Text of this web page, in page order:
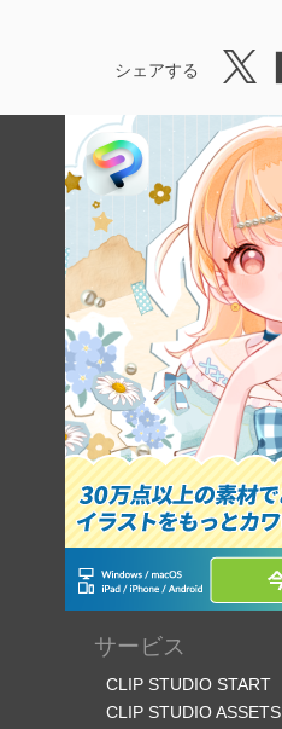
シェアする
サービス
CLIP STUDIO START
CLIP STUDIO ASSETS